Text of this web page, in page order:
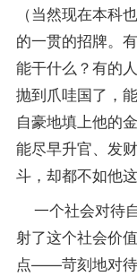
（当然现在本科
的一贯的招牌。
能干什么？有的
抛到爪哇国了，
自豪地填上他的
能尽早升官、发
斗，却都不如他
一个社会对待
射了这个社会价
点——苛刻地对待